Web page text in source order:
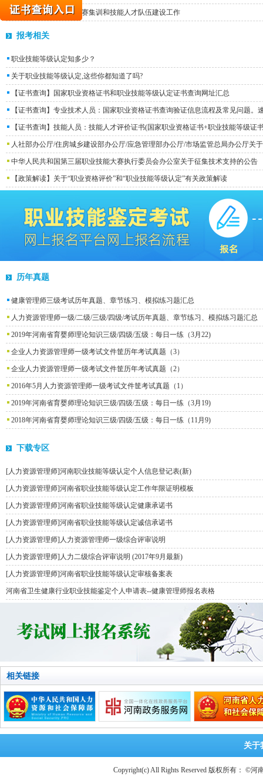
丁同民到郑州市调研世赛集训和技能人才队伍建设工作
报考相关
职业技能等级认定知多少？
关于职业技能等级认定,这些你都知道了吗?
【证书查询】国家职业资格证书和职业技能等级认定证书查询网址汇总
【证书查询】专业技术人员：国家职业资格证书查询验证信息流程及常见问题。
【证书查询】技能人员：技能人才评价证书(国家职业资格证书+职业技能等级证
人社部办公厅/住房城乡建设部办公厅/应急管理部办公厅/市场监管总局办公厅关
中华人民共和国第三届职业技能大赛执行委员会办公室关于征集技术支持的公告
【政策解读】关于“职业资格评价”和“职业技能等级认定”有关政策解读
历年真题
健康管理师三级考试历年真题、章节练习、模拟练习题汇总
人力资源管理师一级/二级/三级/四级/考试历年真题、章节练习、模拟练习题汇总
2019年河南省育婴师理论知识三级/四级/五级：每日一练（3月22)
企业人力资源管理师一级考试文件筐历年考试真题（3）
企业人力资源管理师一级考试文件筐历年考试真题（2）
2016年5月人力资源管理师一级考试文件筐考试真题（1）
2019年河南省育婴师理论知识三级/四级/五级：每日一练（3月19)
2018年河南省育婴师理论知识三级/四级/五级：每日一练（11月9)
下载专区
[人力资源管理师]河南职业技能等级认定个人信息登记表(新)
[人力资源管理师]河南省职业技能等级认定工作年限证明模板
[人力资源管理师]河南省职业技能等级认定健康承诺书
[人力资源管理师]河南省职业技能等级认定诚信承诺书
[人力资源管理师] 人力资源管理师一级综合评审说明
[人力资源管理师] 人力二级综合评审说明 (2017年9月最新)
[人力资源管理师]河南省职业技能等级认定审核备案表
河南省卫生健康行业职业技能鉴定个人申请表--健康管理师报名表格
相关链接
关于
Copyright(c) All Rights Reserved 版权所有： ©